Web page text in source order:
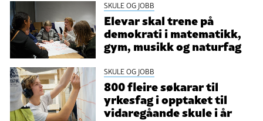
SKULE OG JOBB
Elevar skal trene på
demokrati i matematikk,
gym, musikk og naturfag
SKULE OG JOBB
800 fleire søkarar til
yrkesfag i opptaket til
vidaregåande skule i år